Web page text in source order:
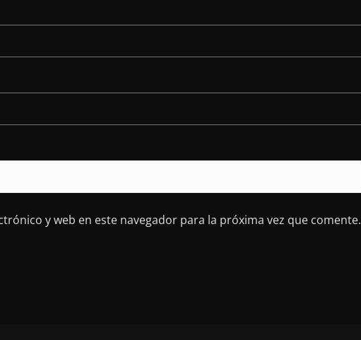
y web en este navegador para la próxima vez que comente.